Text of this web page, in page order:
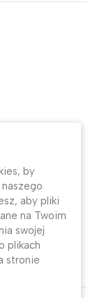
31-11
31-91
by
aby pliki
na Twoim
swojej
plikach
stronie